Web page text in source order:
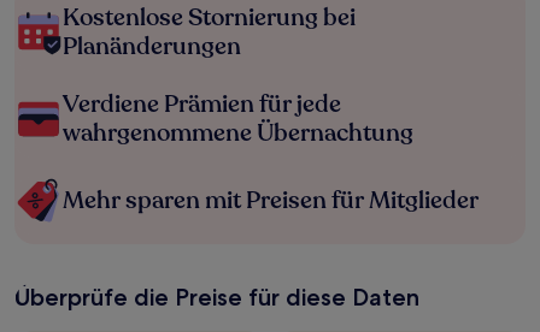
Kostenlose Stornierung bei
Planänderungen
Verdiene Prämien für jede
wahrgenommene Übernachtung
Mehr sparen mit Preisen für Mitglieder
Überprüfe die Preise für diese Daten